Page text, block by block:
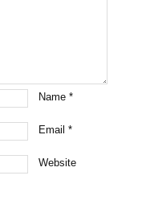
Name*
Email*
Website